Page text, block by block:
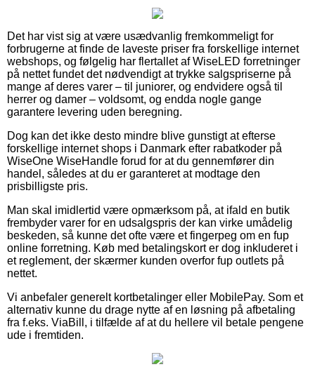
Det har vist sig at være usædvanlig fremkommeligt for
forbrugerne at finde de laveste priser fra forskellige internet
webshops, og følgelig har flertallet af WiseLED forretninger
på nettet fundet det nødvendigt at trykke salgspriserne på
mange af deres varer – til juniorer, og endvidere også til
herrer og damer – voldsomt, og endda nogle gange
garantere levering uden beregning.
Dog kan det ikke desto mindre blive gunstigt at efterse
forskellige internet shops i Danmark efter rabatkoder på
WiseOne WiseHandle forud for at du gennemfører din
handel, således at du er garanteret at modtage den
prisbilligste pris.
Man skal imidlertid være opmærksom på, at ifald en butik
frembyder varer for en udsalgspris der kan virke umådelig
beskeden, så kunne det ofte være et fingerpeg om en fup
online forretning. Køb med betalingskort er dog inkluderet i
et reglement, der skærmer kunden overfor fup outlets på
nettet.
Vi anbefaler generelt kortbetalinger eller MobilePay. Som et
alternativ kunne du drage nytte af en løsning på afbetaling
fra f.eks. ViaBill, i tilfælde af at du hellere vil betale pengene
ude i fremtiden.